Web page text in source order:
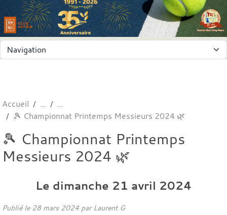
Accueil
🎾 Championnat Printemps Messieurs 2024 🌿
🎾 Championnat Printemps
Messieurs 2024 🌿
Le dimanche 21 avril 2024
Publié le 28 mars 2024 par Laurent G
Panneau de gestion des cookies